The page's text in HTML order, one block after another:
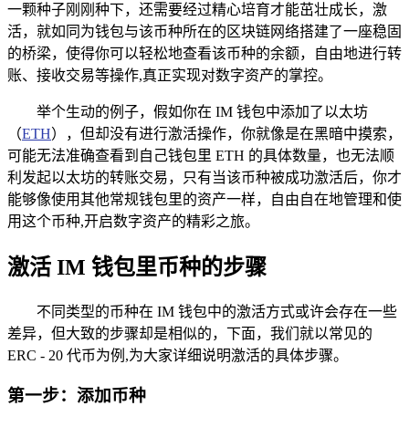
一颗种子刚刚种下，还需要经过精心培育才能茁壮成长，激
活，就如同为钱包与该币种所在的区块链网络搭建了一座稳固
的桥梁，使得你可以轻松地查看该币种的余额，自由地进行转
账、接收交易等操作,真正实现对数字资产的掌控。
举个生动的例子，假如你在 IM 钱包中添加了以太坊
（ETH），但却没有进行激活操作，你就像是在黑暗中摸索，
可能无法准确查看到自己钱包里 ETH 的具体数量，也无法顺
利发起以太坊的转账交易，只有当该币种被成功激活后，你才
能够像使用其他常规钱包里的资产一样，自由自在地管理和使
用这个币种,开启数字资产的精彩之旅。
激活 IM 钱包里币种的步骤
不同类型的币种在 IM 钱包中的激活方式或许会存在一些
差异，但大致的步骤却是相似的，下面，我们就以常见的
ERC - 20 代币为例,为大家详细说明激活的具体步骤。
第一步：添加币种